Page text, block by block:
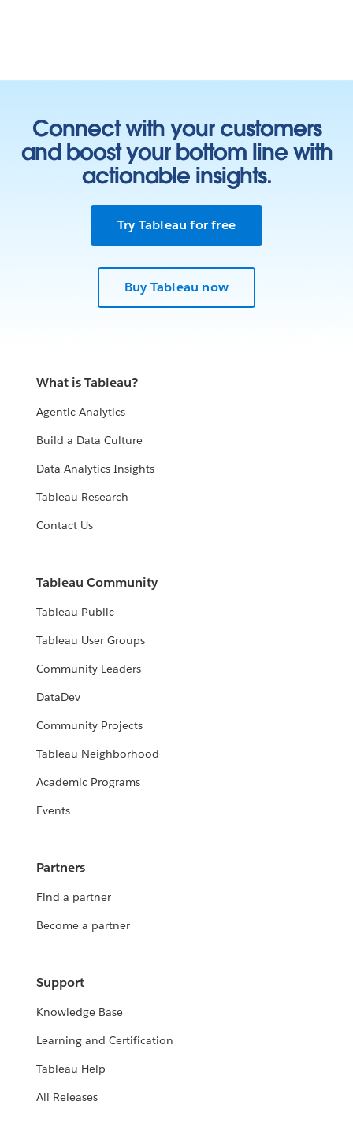
Connect with your customers
and boost your bottom line with
actionable insights.
Try Tableau for free
Buy Tableau now
What is Tableau?
Agentic Analytics
Build a Data Culture
Data Analytics Insights
Tableau Research
Contact Us
Tableau Community
Tableau Public
Tableau User Groups
Community Leaders
DataDev
Community Projects
Tableau Neighborhood
Academic Programs
Events
Partners
Find a partner
Become a partner
Support
Knowledge Base
Learning and Certification
Tableau Help
All Releases